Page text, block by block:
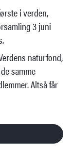
i verden,
3 juni
naturfond,
samme
Altså får